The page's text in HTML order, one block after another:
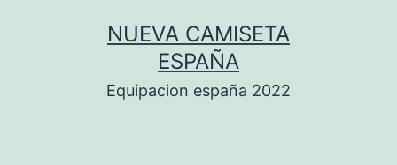
NUEVA CAMISETA
ESPAÑA
Equipacion españa 2022